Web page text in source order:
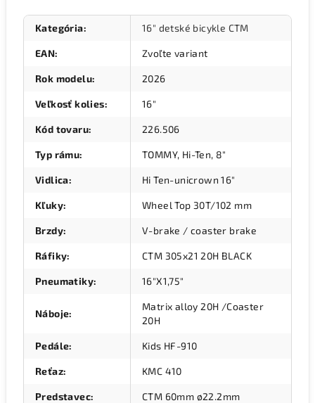
Kategória: 16" detské bicykle CTM
EAN: Zvoľte variant
Rok modelu: 2026
Veľkosť kolies: 16"
Kód tovaru: 226.506
Typ rámu: TOMMY, Hi-Ten, 8"
Vidlica: Hi Ten-unicrown 16"
Kľuky: Wheel Top 30T/102 mm
Brzdy: V-brake / coaster brake
Ráfiky: CTM 305x21 20H BLACK
Pneumatiky: 16"X1,75"
Náboje:
Matrix alloy 20H /Coaster
20H
Pedále: Kids HF-910
Reťaz: KMC 410
Predstavec: CTM 60mm ø22.2mm